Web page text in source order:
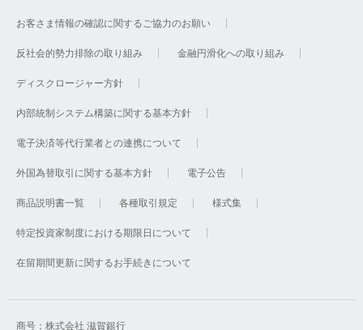
お客さま情報の確認に関するご協力のお願い
反社会的勢力排除の取り組み 金融円滑化への取り組み
ディスクロージャー方針
内部統制システム構築に関する基本方針
電子決済等代行業者との連携について
外国為替取引に関する基本方針 電子公告
商品説明書一覧 各種取引規定 様式集
特定投資家制度における期限日について
在留期間更新に関するお手続きについて
商号：株式会社 滋賀銀行